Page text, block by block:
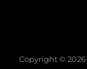
Copyright © 2026